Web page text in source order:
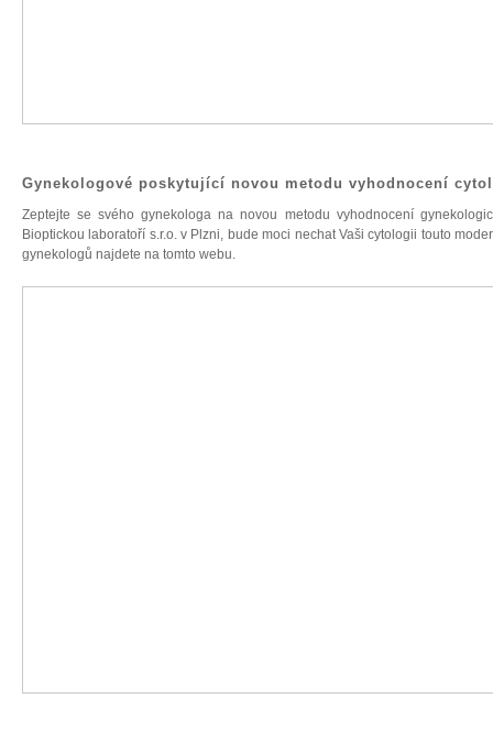
Gynekologové poskytující novou metodu vyhodnocení
Zeptejte se svého gynekologa na novou metodu vyhodnocení
Bioptickou laboratoří s.r.o. v Plzni, bude moci nechat Vaši cytologii touto
gynekologů najdete na tomto webu.